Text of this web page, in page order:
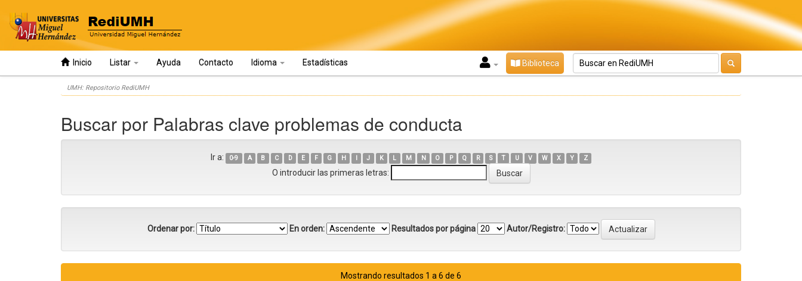
Inicio Listar Ayuda Contacto Idioma Estadísticas Biblioteca
UMH: Repositorio RediUMH
Buscar por Palabras clave problemas de conducta
Ir a: 0-9 A B C D E F G H I J K L M N O P Q R S T U V W X Y Z
O introducir las primeras letras:
Ordenar por: En orden: Resultados por página Autor/Registro:
Mostrando resultados 1 a 6 de 6